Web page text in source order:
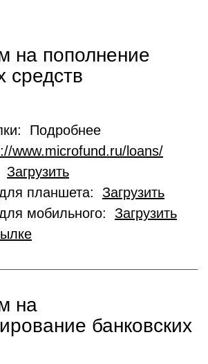
на пополнение
средств
Подробнее
www.microfund.ru/loans/
Загрузить
планшета: Загрузить
мобильного: Загрузить
на
банковских